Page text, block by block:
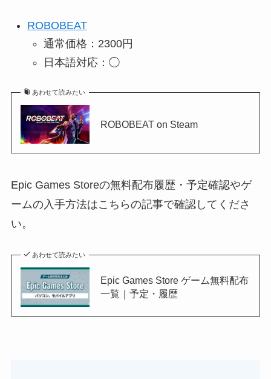
ROBOBEAT
通常価格：2300円
日本語対応：◯
あわせて読みたい
ROBOBEAT on Steam
Epic Games Storeの無料配布履歴・予定確認やゲ
ームの入手方法はこちらの記事で確認してくださ
い。
あわせて読みたい
Epic Games Store ゲーム無料配布
一覧｜予定・履歴